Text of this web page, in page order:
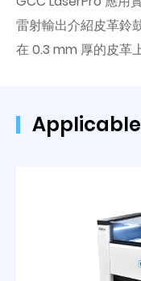
雷射輸出介紹皮革鈴
在 0.3 mm 厚的皮革